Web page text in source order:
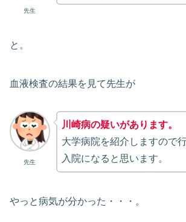
先生
と。
血液検査の結果を見て先生が
先生
川崎病の疑いがあります。
大学病院を紹介しますので
入院になると思います。
やっと病気が分かった・・・。